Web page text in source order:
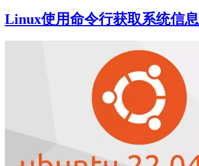
Linux使用命令行获取系统信息